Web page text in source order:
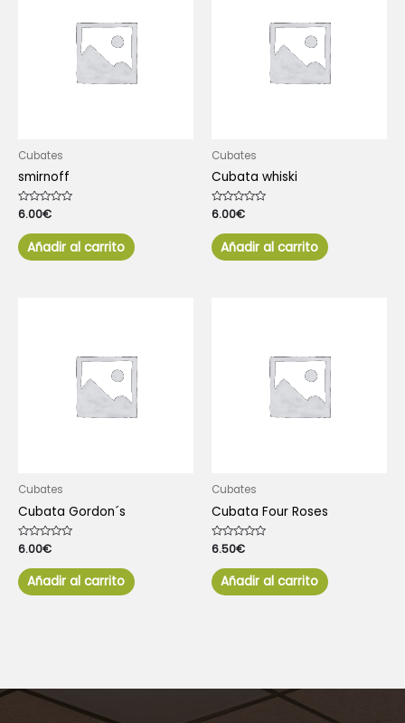
Cubates
smirnoff
Valorado
con
de
5
6.00€
Añadir al carrito
Cubates
Cubata whiski
Valorado
con
de
5
6.00€
Añadir al carrito
Cubates
Cubata Gordon´s
Valorado
con
de
5
6.00€
Añadir al carrito
Cubates
Cubata Four Roses
Valorado
con
de
5
6.50€
Añadir al carrito